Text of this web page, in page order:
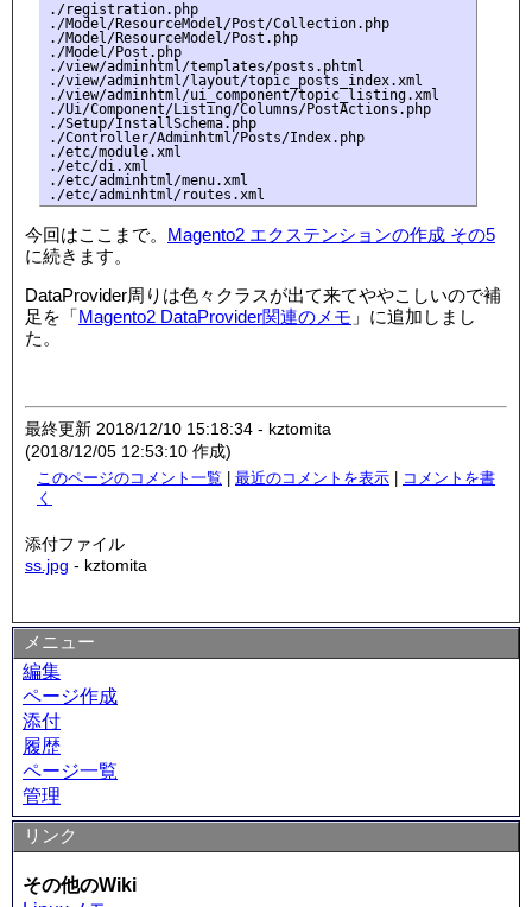
./registration.php
./Model/ResourceModel/Post/Collection.php
./Model/ResourceModel/Post.php
./Model/Post.php
./view/adminhtml/templates/posts.phtml
./view/adminhtml/layout/topic_posts_index.xml
./view/adminhtml/ui_component/topic_listing.xml
./Ui/Component/Listing/Columns/PostActions.php
./Setup/InstallSchema.php
./Controller/Adminhtml/Posts/Index.php
./etc/module.xml
./etc/di.xml
./etc/adminhtml/menu.xml
./etc/adminhtml/routes.xml
今回はここまで。 Magento2 エクステンションの作成 その5
に続きます。
DataProvider周りは色々クラスが出て来てややこしいので補
足を「Magento2 DataProvider関連のメモ 」に追加しまし
た。
最終更新 2018/12/10 15:18:34 - kztomita
(2018/12/05 12:53:10 作成)
このページのコメント一覧 | 最近のコメントを表示 | コメントを書
く
添付ファイル
ss.jpg - kztomita
メニュー
編集
ページ作成
添付
履歴
ページ一覧
管理
リンク
その他のWiki